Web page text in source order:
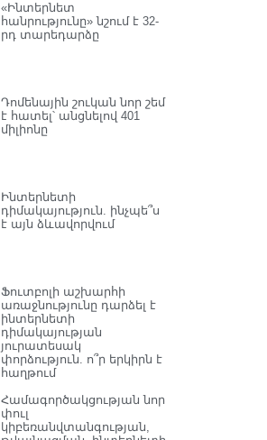
«Ինտերնետ
հանրությունը» նշում է 32-
րդ տարեդարձը
Դոմենային շուկան նոր շեմ
է հատել՝ անցնելով 401
միլիոնը
Ինտերնետի
դիմակայություն. ինչպե՞ս
է այն ձևավորվում
Ֆուտբոլի աշխարհի
առաջնությունը դարձել է
ինտերնետի
դիմակայության
յուրատեսակ
փորձություն. ո՞ր երկիրն է
հաղթում
Համագործակցության նոր
փուլ
կիբեռանվտանգության,